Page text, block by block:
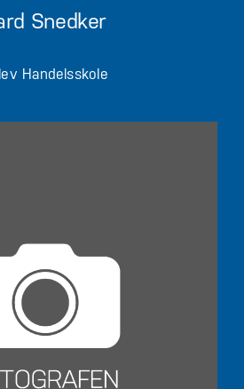
Snedker
Handelsskole